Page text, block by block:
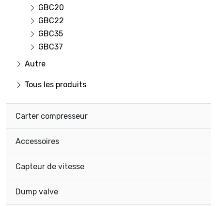
GBC20
GBC22
GBC35
GBC37
Autre
Tous les produits
Carter compresseur
Accessoires
Capteur de vitesse
Dump valve